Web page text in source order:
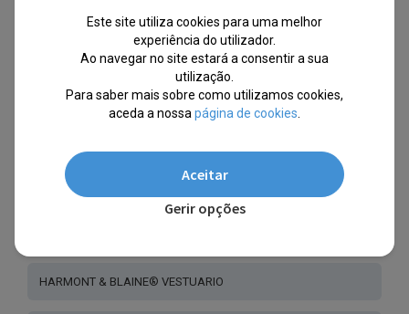
HUGO BOSS® VESTUÁRIO
FREDDY® VESTUÁRIO
PLEIN SPORT® - VESTUÁRIO
HARMONT & BLAINE® VESTUARIO
Este site utiliza cookies para uma melhor
experiência do utilizador.
Ao navegar no site estará a consentir a sua
utilização.
Para saber mais sobre como utilizamos cookies,
aceda a nossa página de cookies
Aceitar
Gerir opções